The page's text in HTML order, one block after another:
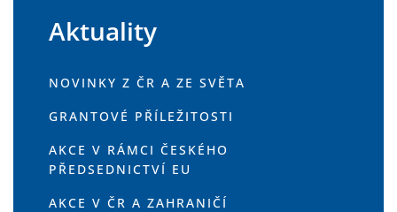
Aktuality
NOVINKY Z ČR A ZE SVĚTA
GRANTOVÉ PŘÍLEŽITOSTI
AKCE V RÁMCI ČESKÉHO
PŘEDSEDNICTVÍ EU
AKCE V ČR A ZAHRANIČÍ